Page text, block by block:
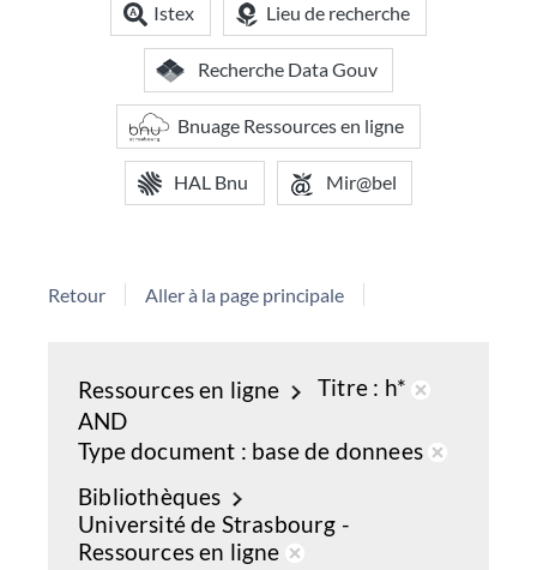
Istex Lieu de recherche
Recherche Data Gouv
Bnuage Ressources en ligne
HAL Bnu Mir@bel
Retour Aller à la page principale
Ressources en ligne Titre
h*
de
AND
Type document
base de donnees
Bibliothèques
Université de Strasbourg -
Ressources en ligne